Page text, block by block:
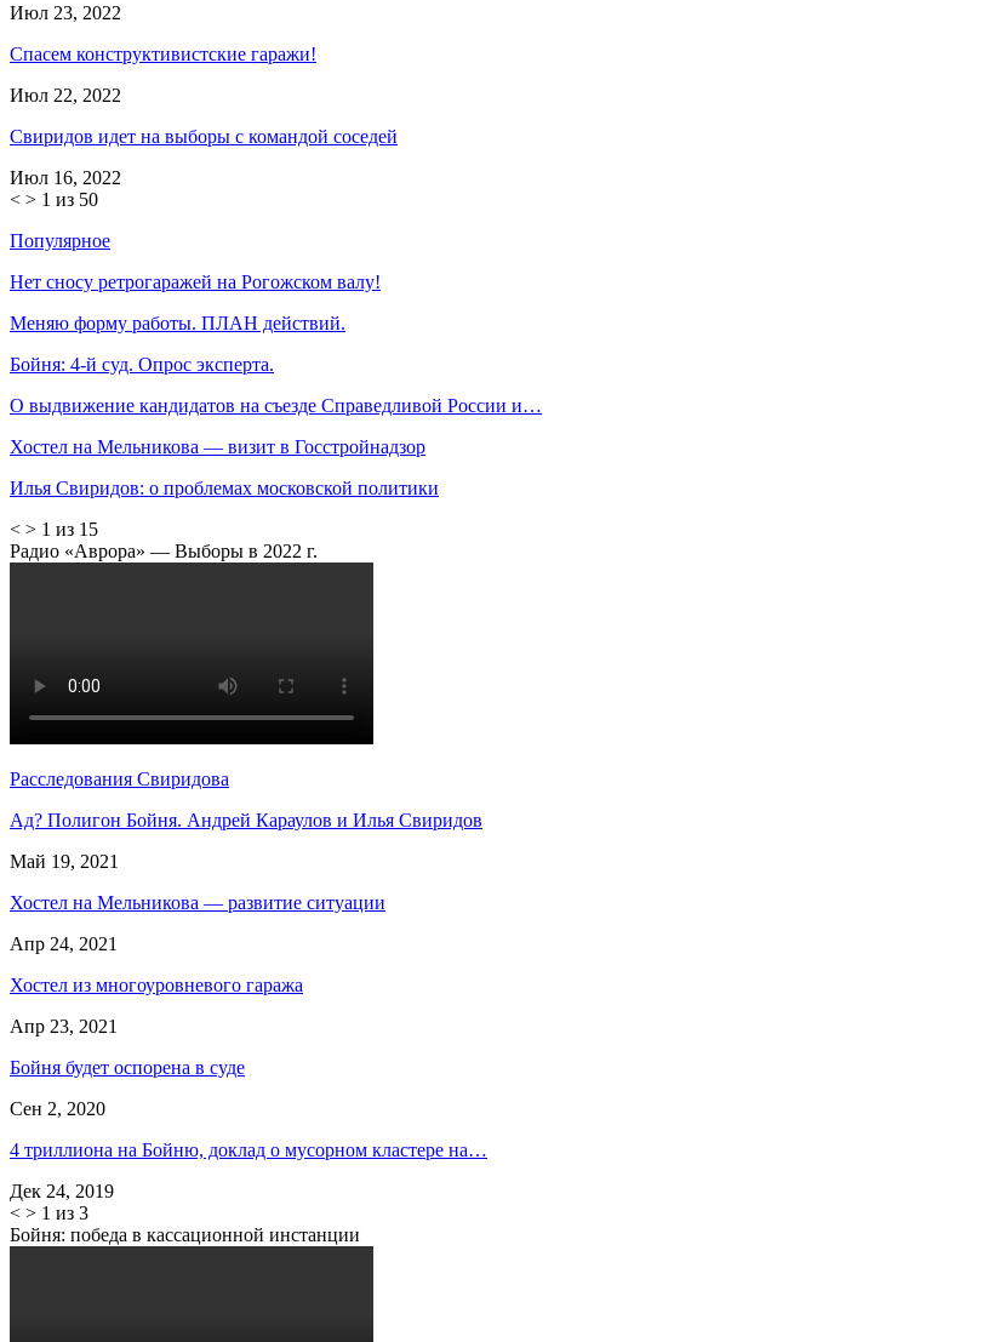
Июл 23, 2022
Спасем конструктивистские гаражи!
Июл 22, 2022
Свиридов идет на выборы с командой соседей
Июл 16, 2022
< > 1 из 50
Популярное
Нет сносу ретрогаражей на Рогожском валу!
Меняю форму работы. ПЛАН действий.
Бойня: 4-й суд. Опрос эксперта.
О выдвижение кандидатов на съезде Справедливой России и…
Хостел на Мельникова — визит в Госстройнадзор
Илья Свиридов: о проблемах московской политики
< > 1 из 15
Радио «Аврора» — Выборы в 2022 г.
Расследования Свиридова
Ад? Полигон Бойня. Андрей Караулов и Илья Свиридов
Май 19, 2021
Хостел на Мельникова — развитие ситуации
Апр 24, 2021
Хостел из многоуровневого гаража
Апр 23, 2021
Бойня будет оспорена в суде
Сен 2, 2020
4 триллиона на Бойню, доклад о мусорном кластере на…
Дек 24, 2019
< > 1 из 3
Бойня: победа в кассационной инстанции